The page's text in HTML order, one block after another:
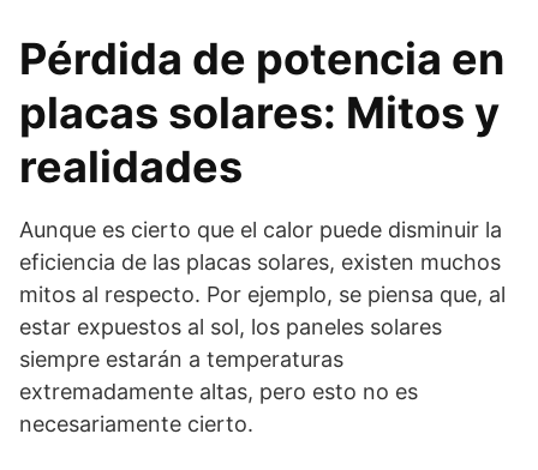
Pérdida de potencia en
placas solares: Mitos y
realidades
Aunque es cierto que el calor puede disminuir la
eficiencia de las placas solares, existen muchos
mitos al respecto. Por ejemplo, se piensa que, al
estar expuestos al sol, los paneles solares
siempre estarán a temperaturas
extremadamente altas, pero esto no es
necesariamente cierto.